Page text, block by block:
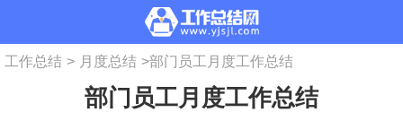
工作总结 > 月度总结 >部门员工月度工作总结
部门员工月度工作总结